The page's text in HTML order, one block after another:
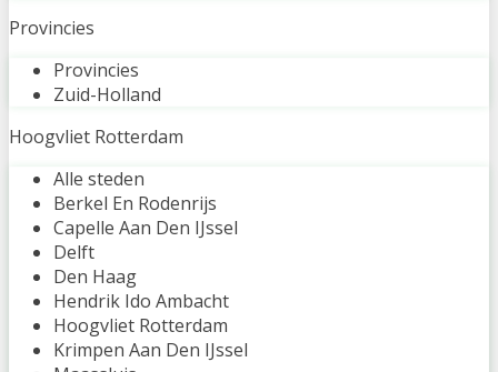
Provincies
Provincies
Zuid-Holland
Hoogvliet Rotterdam
Alle steden
Berkel En Rodenrijs
Capelle Aan Den IJssel
Delft
Den Haag
Hendrik Ido Ambacht
Hoogvliet Rotterdam
Krimpen Aan Den IJssel